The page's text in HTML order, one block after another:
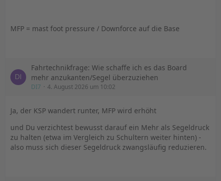
MFP = mast foot pressure / Downforce auf die Base
Fahrtechnikfrage: Wie schaffe ich es das Board
mehr anzukanten/Segel überzuziehen
DI7 4. August 2026 um 10:02
Ja, der KSP wandert runter, MFP wird erhöht
und Du verzichtest bewusst darauf ein Mehr als Segeldruck
zu halten (etwa im Vergleich zu Schultern weiter hinten) -
also muss sich dieser Segeldruck zwangsläufig reduzieren.